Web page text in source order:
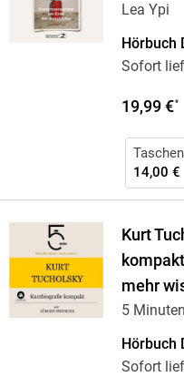
Lea Ypi
Hörbuch
Sofort
19,99 €*
14,00 €
Kurt
mehr
5
Hörbuch
Sofort